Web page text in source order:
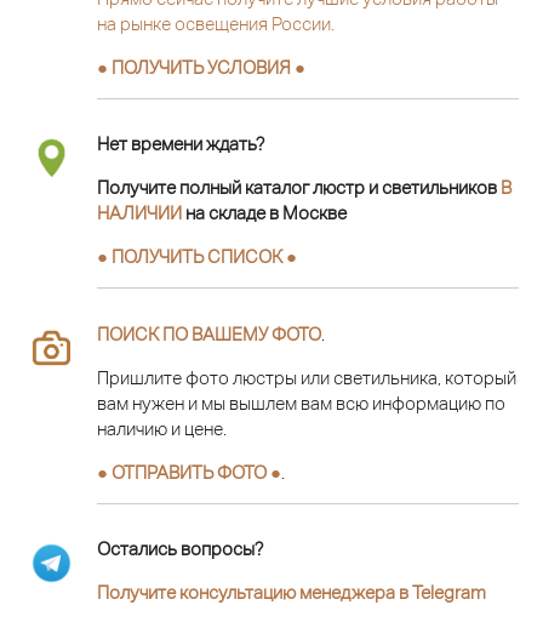
на рынке освещения России.
● ПОЛУЧИТЬ УСЛОВИЯ ●
Нет времени ждать?
Получите полный каталог люстр и светильников В
НАЛИЧИИ на складе в Москве
● ПОЛУЧИТЬ СПИСОК ●
ПОИСК ПО ВАШЕМУ ФОТО
Пришлите фото люстры или светильника, который
вам нужен и мы вышлем вам всю информацию по
наличию и цене.
● ОТПРАВИТЬ ФОТО ●
Остались вопросы?
Получите консультацию менеджера в Telegram